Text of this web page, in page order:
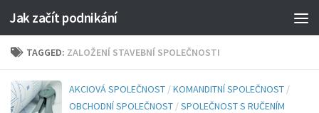
Jak začít podnikání
TAGGED: ZALOŽENÍ STAVEBNÍ SPOLEČNOSTI
AKCIOVÁ SPOLEČNOST /KOMANDITNÍ SPOLEČNOST /
OBCHODNÍ SPOLEČNOST /SPOLEČNOST S RUČENÍM